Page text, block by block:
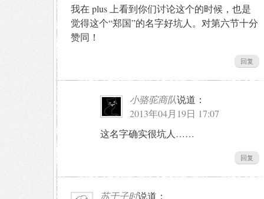
我在 plus 上看到你们讨论这个的时候，也是
觉得这个“郑国”的名字好坑人。对第六节十分
赞同！
回复
小骆驼商队说道：
2013年04月19日 17:07
这名字确实很坑人……
回复
苏于子时说道：